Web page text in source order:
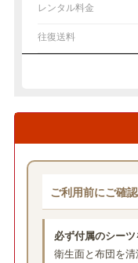
レンタル料金
往復送料
ご利用前にご確
必ず付属のシーツ
衛生面と布団を